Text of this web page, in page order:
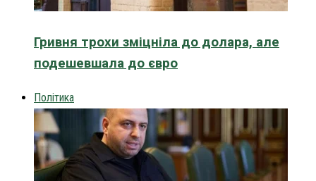
Гривня трохи зміцніла до долара, але
подешевшала до євро
Політика